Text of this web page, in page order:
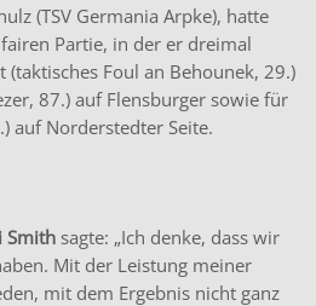
(TSV Germania Arpke), hatte
Partie, in der er dreimal
(taktisches Foul an Behounek, 29.)
87.) auf Flensburger sowie für
auf Norderstedter Seite.
Smith sagte: „Ich denke, dass wir
Mit der Leistung meiner
mit dem Ergebnis nicht ganz